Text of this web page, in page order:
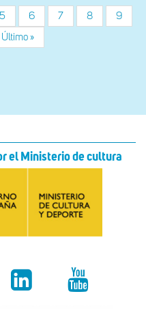
Página
5 Página
6 Página
7 Página
8 Página
9
Última
página
Último »
el Ministerio de cultura